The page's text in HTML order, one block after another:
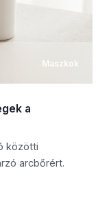
Maszkok
a
közötti
arcbőrért.